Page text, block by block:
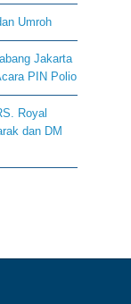
Umroh
Jakarta
PIN Polio
Royal
dan DM